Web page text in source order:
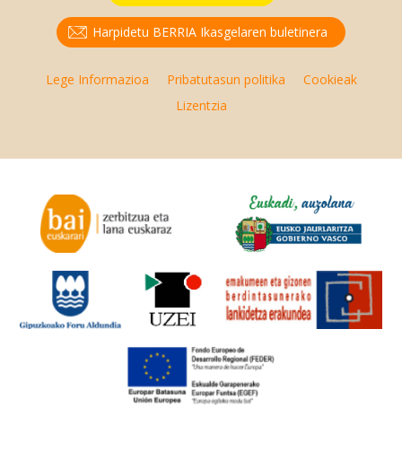
Harpidetu BERRIA Ikasgelaren buletinera
Lege Informazioa Pribatutasun politika
Cookieak
Lizentzia